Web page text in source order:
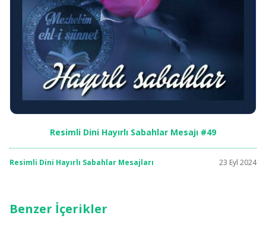
Resimli Dini Hayırlı Sabahlar Mesajı #49
Resimli Dini Hayırlı Sabahlar Mesajları 23 Eyl 2024
Benzer İçerikler